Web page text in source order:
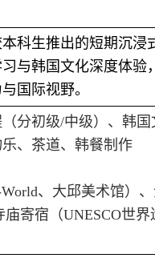
科生推出的短期沉浸
与韩国文化深度体验，
国际视野。
分初级/中级）、韩国
、茶道、韩餐制作
、大邱美术馆）
庙寄宿（UNESCO世界